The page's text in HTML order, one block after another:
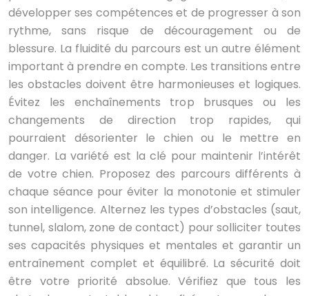
développer ses compétences et de progresser à son
rythme, sans risque de découragement ou de
blessure. La fluidité du parcours est un autre élément
important à prendre en compte. Les transitions entre
les obstacles doivent être harmonieuses et logiques.
Évitez les enchaînements trop brusques ou les
changements de direction trop rapides, qui
pourraient désorienter le chien ou le mettre en
danger. La variété est la clé pour maintenir l’intérêt
de votre chien. Proposez des parcours différents à
chaque séance pour éviter la monotonie et stimuler
son intelligence. Alternez les types d’obstacles (saut,
tunnel, slalom, zone de contact) pour solliciter toutes
ses capacités physiques et mentales et garantir un
entraînement complet et équilibré. La sécurité doit
être votre priorité absolue. Vérifiez que tous les